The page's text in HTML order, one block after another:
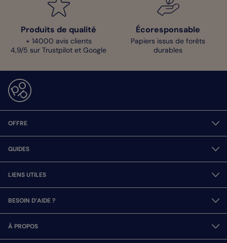
Produits de qualité
+ 14000 avis clients
4,9/5 sur Trustpilot et Google
Écoresponsable
Papiers issus de forêts
durables
OFFRE
GUIDES
LIENS UTILES
BESOIN D’AIDE ?
À PROPOS